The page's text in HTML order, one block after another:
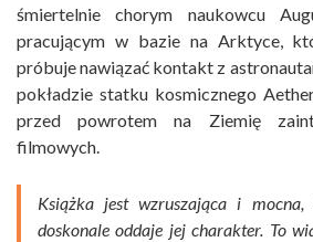
śmiertelnie chorym naukowcu
pracującym w bazie na Arktyce,
próbuje nawiązać kontakt z
pokładzie statku kosmicznego
przed powrotem na Ziemię
filmowych.
Książka jest wzruszająca i
doskonale oddaje jej charakter. To